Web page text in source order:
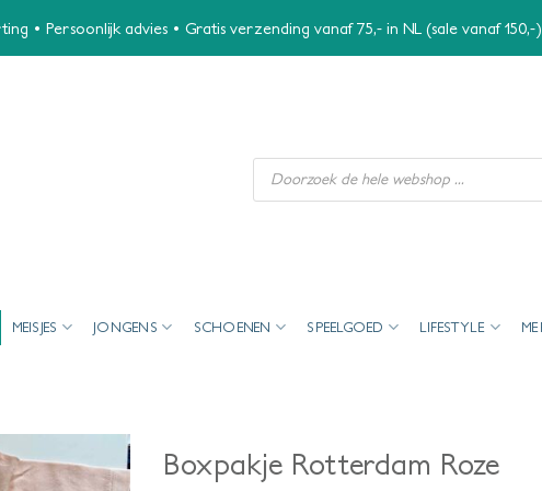
• Persoonlijk advies • Gratis verzending vanaf 75,- in NL (sale vanaf
Producten
zoeken
MEISJES JONGENS SCHOENEN SPEELGOED LIFESTYLE
Boxpakje Rotterdam Roze